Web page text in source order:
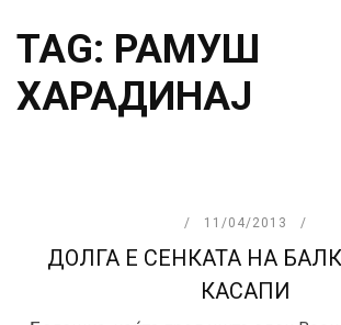
TAG: РАМУШ
ХАРАДИНАЈ
11/04/2013
ДОЛГА Е СЕНКАТА НА
КАСАПИ